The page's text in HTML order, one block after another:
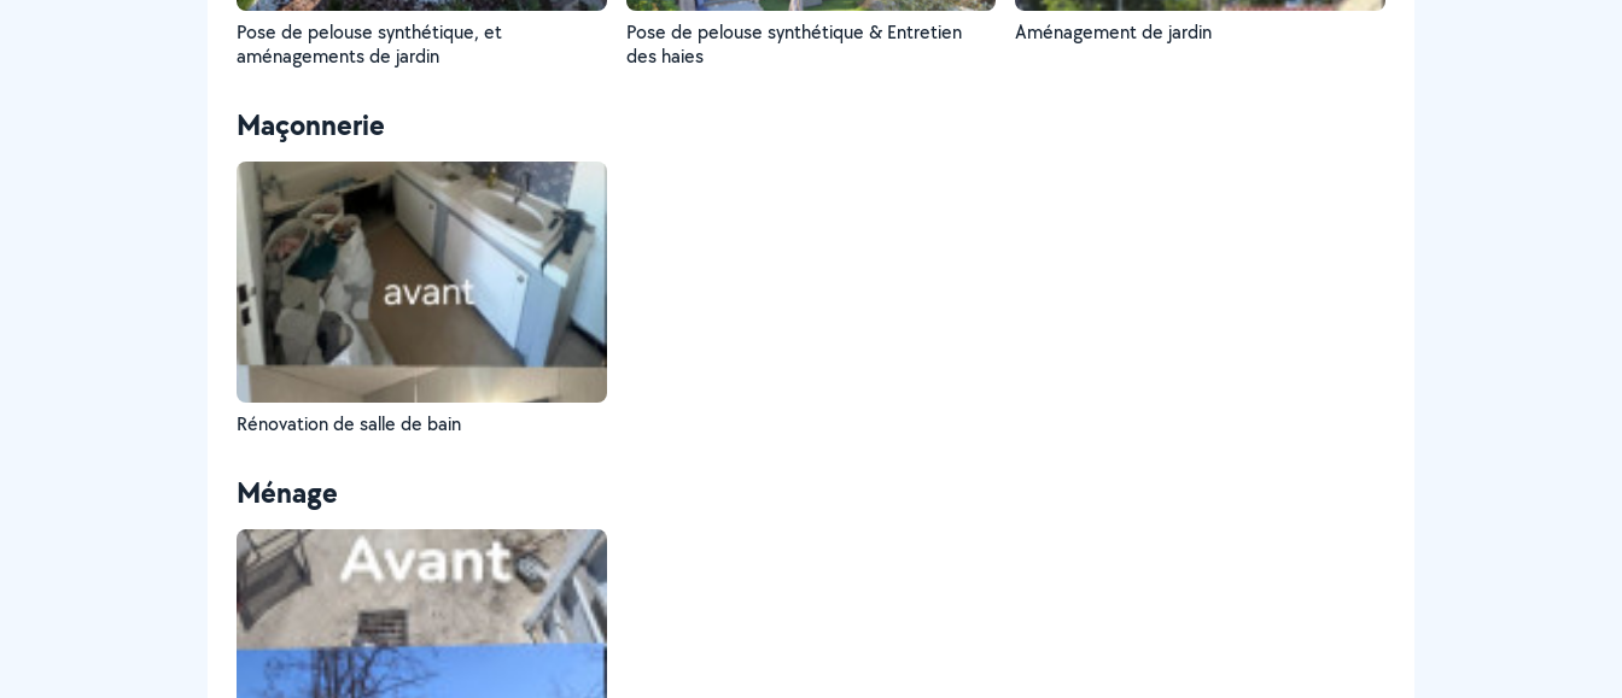
Pose de pelouse synthétique, et
aménagements de jardin
Pose de pelouse synthétique & Entretien
des haies
Aménagement de jardin
Maçonnerie
Rénovation de salle de bain
Ménage